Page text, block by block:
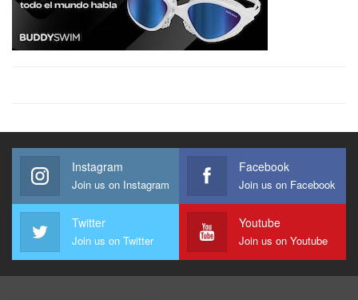
Instagram
Join us on Instagram
Facebook
Join us on Facebook
Twitter
Join us on Twitter
Youtube
Join us on Youtube